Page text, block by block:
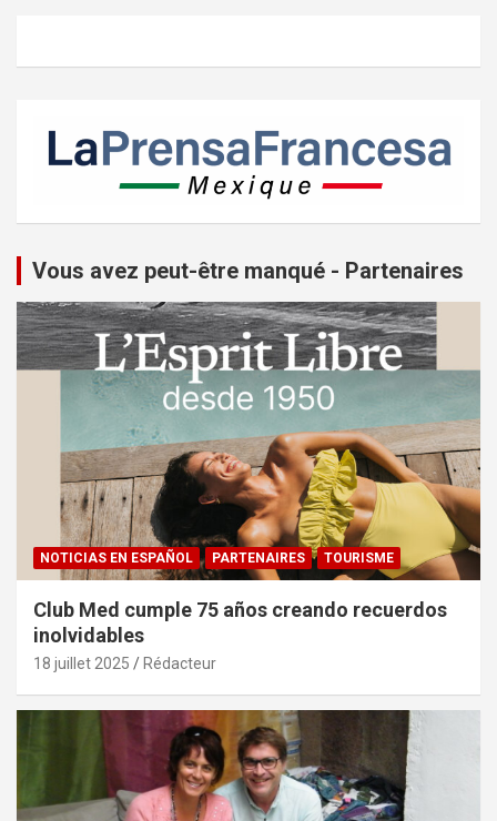
Vous avez peut-être manqué - Partenaires
NOTICIAS EN ESPAÑOL PARTENAIRES TOURISME
Club Med cumple 75 años creando recuerdos
inolvidables
18 juillet 2025 Rédacteur